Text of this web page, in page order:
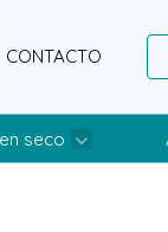
CONTACTO
seco